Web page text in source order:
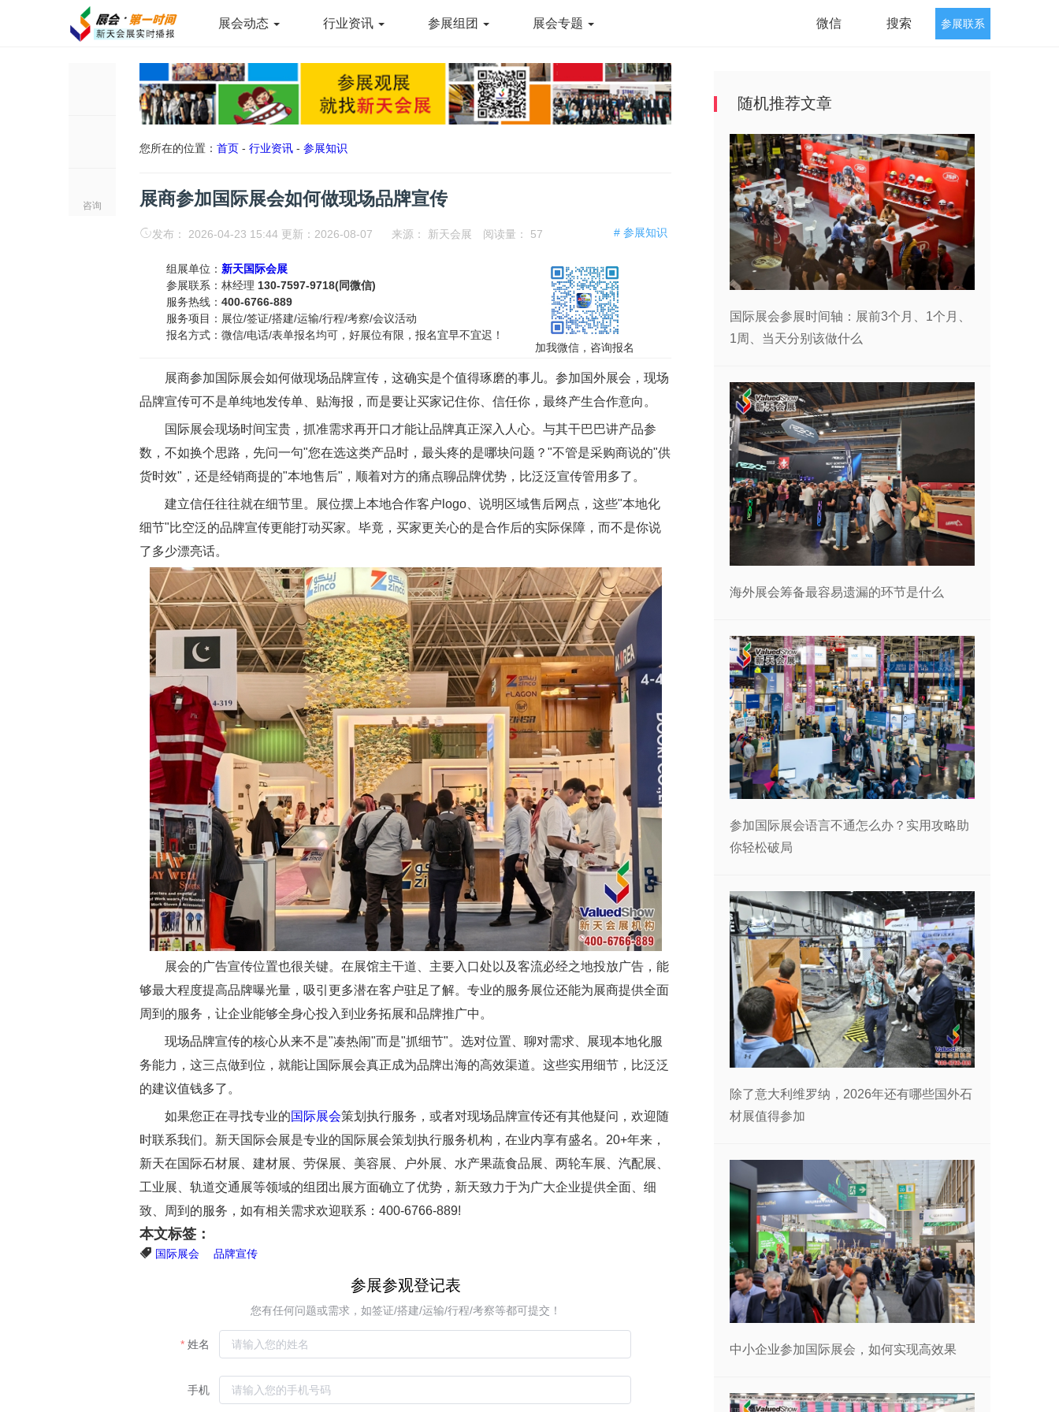
展会动态 行业资讯 参展组团 展会专题 微信 搜索 参展联系
咨询
您所在的位置： 首页 - 行业资讯 - 参展知识
展商参加国际展会如何做现场品牌宣传
# 参展知识
发布： 2026-04-23 15:44 更新：2026-08-07 来源： 新天会展 阅读量： 57
组展单位： 新天国际会展
参展联系：林经理 130-7597-9718(同微信)
服务热线： 400-6766-889
服务项目：展位/签证/搭建/运输/行程/考察/会议活动
报名方式：微信/电话/表单报名均可，好展位有限，报名宜早不宜迟！
加我微信，咨询报名
展商参加国际展会如何做现场品牌宣传，这确实是个值得琢磨的事儿。参加国外展会，现场
品牌宣传可不是单纯地发传单、贴海报，而是要让买家记住你、信任你，最终产生合作意向。
国际展会现场时间宝贵，抓准需求再开口才能让品牌真正深入人心。与其干巴巴讲产品参
数，不如换个思路，先问一句"您在选这类产品时，最头疼的是哪块问题？"不管是采购商说的"供
货时效"，还是经销商提的"本地售后"，顺着对方的痛点聊品牌优势，比泛泛宣传管用多了。
建立信任往往就在细节里。展位摆上本地合作客户logo、说明区域售后网点，这些"本地化
细节"比空泛的品牌宣传更能打动买家。毕竟，买家更关心的是合作后的实际保障，而不是你说
了多少漂亮话。
展会的广告宣传位置也很关键。在展馆主干道、主要入口处以及客流必经之地投放广告，能
够最大程度提高品牌曝光量，吸引更多潜在客户驻足了解。专业的服务展位还能为展商提供全面
周到的服务，让企业能够全身心投入到业务拓展和品牌推广中。
现场品牌宣传的核心从来不是"凑热闹"而是"抓细节"。选对位置、聊对需求、展现本地化服
务能力，这三点做到位，就能让国际展会真正成为品牌出海的高效渠道。这些实用细节，比泛泛
的建议值钱多了。
如果您正在寻找专业的国际展会策划执行服务，或者对现场品牌宣传还有其他疑问，欢迎随
时联系我们。 新天国际会展是专业的国际展会策划执行服务机构，在业内享有盛名。20+年来，
新天在国际石材展、建材展、劳保展、美容展、户外展、水产果蔬食品展、两轮车展、汽配展、
工业展、轨道交通展等领域的组团出展方面确立了优势，新天致力于为广大企业提供全面、细
致、周到的服务，如有相关需求欢迎联系：400-6766-889!
本文标签：
国际展会 品牌宣传
随机推荐文章
国际展会参展时间轴：展前3个月、1个月、
1周、当天分别该做什么
海外展会筹备最容易遗漏的环节是什么
参加国际展会语言不通怎么办？实用攻略助
你轻松破局
除了意大利维罗纳，2026年还有哪些国外石
材展值得参加
中小企业参加国际展会，如何实现高效果